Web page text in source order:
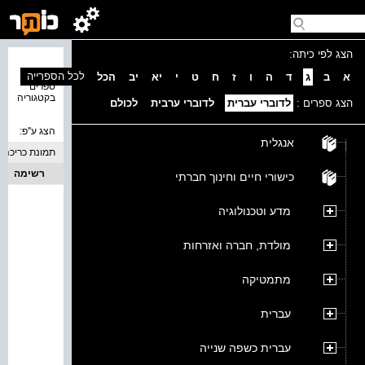
הצג לפי כיתה:
א
ב ג ד ה ו ז ח ט י יא יב הכל
הצג ספרים : לדוברי עברית לדוברי ערבית לכולם
אנגלית
כישורי חיים וחינוך חברתי
מדע וטכנולוגיה
מולדת, חברה ואזרחות
מתמטיקה
עברית
עברית כשפה שנייה
ספרים
בקטגוריה
לכל הספרייה
הצג ע''פ:
תמונת כריכה
רשימה